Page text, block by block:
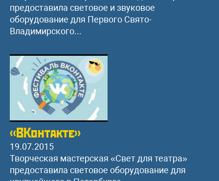
предоставила световое и звуковое
оборудование для Первого Свято-
Владимирского...
«ВКонтакте»
19.07.2015
Творческая мастерская «Свет для театра»
предоставила световое оборудование для